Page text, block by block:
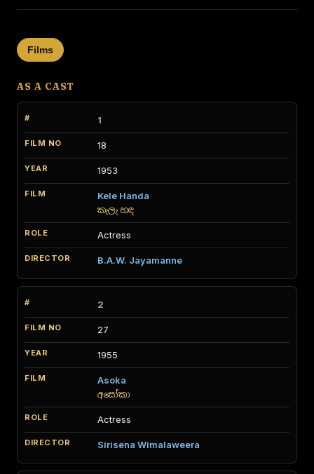
Films
AS A CAST
1
18
1953
Kele Handa
කැලැ හඳ
Actress
B.A.W. Jayamanne
2
27
1955
Asoka
අසෝකා
Actress
Sirisena Wimalaweera